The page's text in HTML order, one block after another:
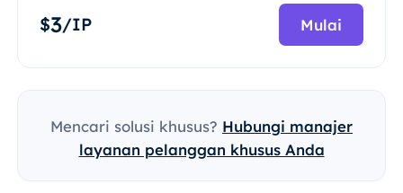
$3/IP Mulai
Mencari solusi khusus? Hubungi manajer
layanan pelanggan khusus Anda